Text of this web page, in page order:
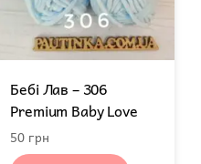
Бебі Лав – 306
Premium Baby Love
50 грн